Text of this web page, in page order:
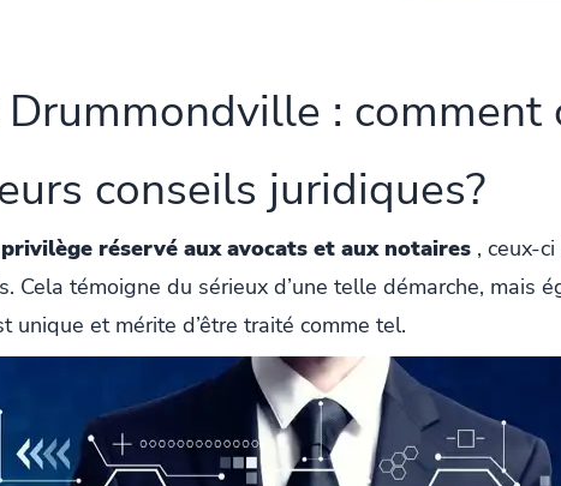
Drummondville :
conseils juridiques?
réservé aux avocats et aux notaires , ceux-
Cela témoigne du sérieux d’une telle démarche, mais
unique et mérite d’être traité comme tel.